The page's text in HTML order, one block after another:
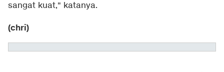
sangat kuat," katanya.
(chri)